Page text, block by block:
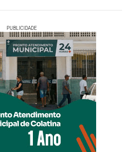
PUBLICIDADE